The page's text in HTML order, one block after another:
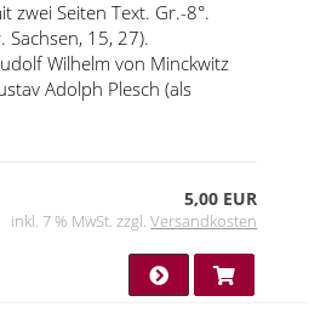
zwei Seiten Text. Gr.-8°.
Sachsen, 15, 27).
Wilhelm von Minckwitz
Adolph Plesch (als
5,00 EUR
inkl. 7 % MwSt. zzgl.Versandkosten